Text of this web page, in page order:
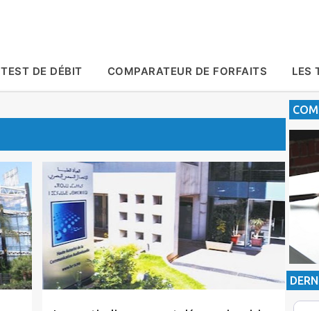
TEST DE DÉBIT COMPARATEUR DE FORFAITS LES
Actualité